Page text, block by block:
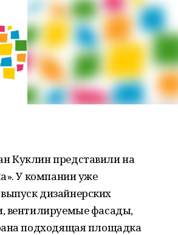
Куклин представили на
У компании уже
дизайнерских
вентилируемые фасады,
подходящая площадка